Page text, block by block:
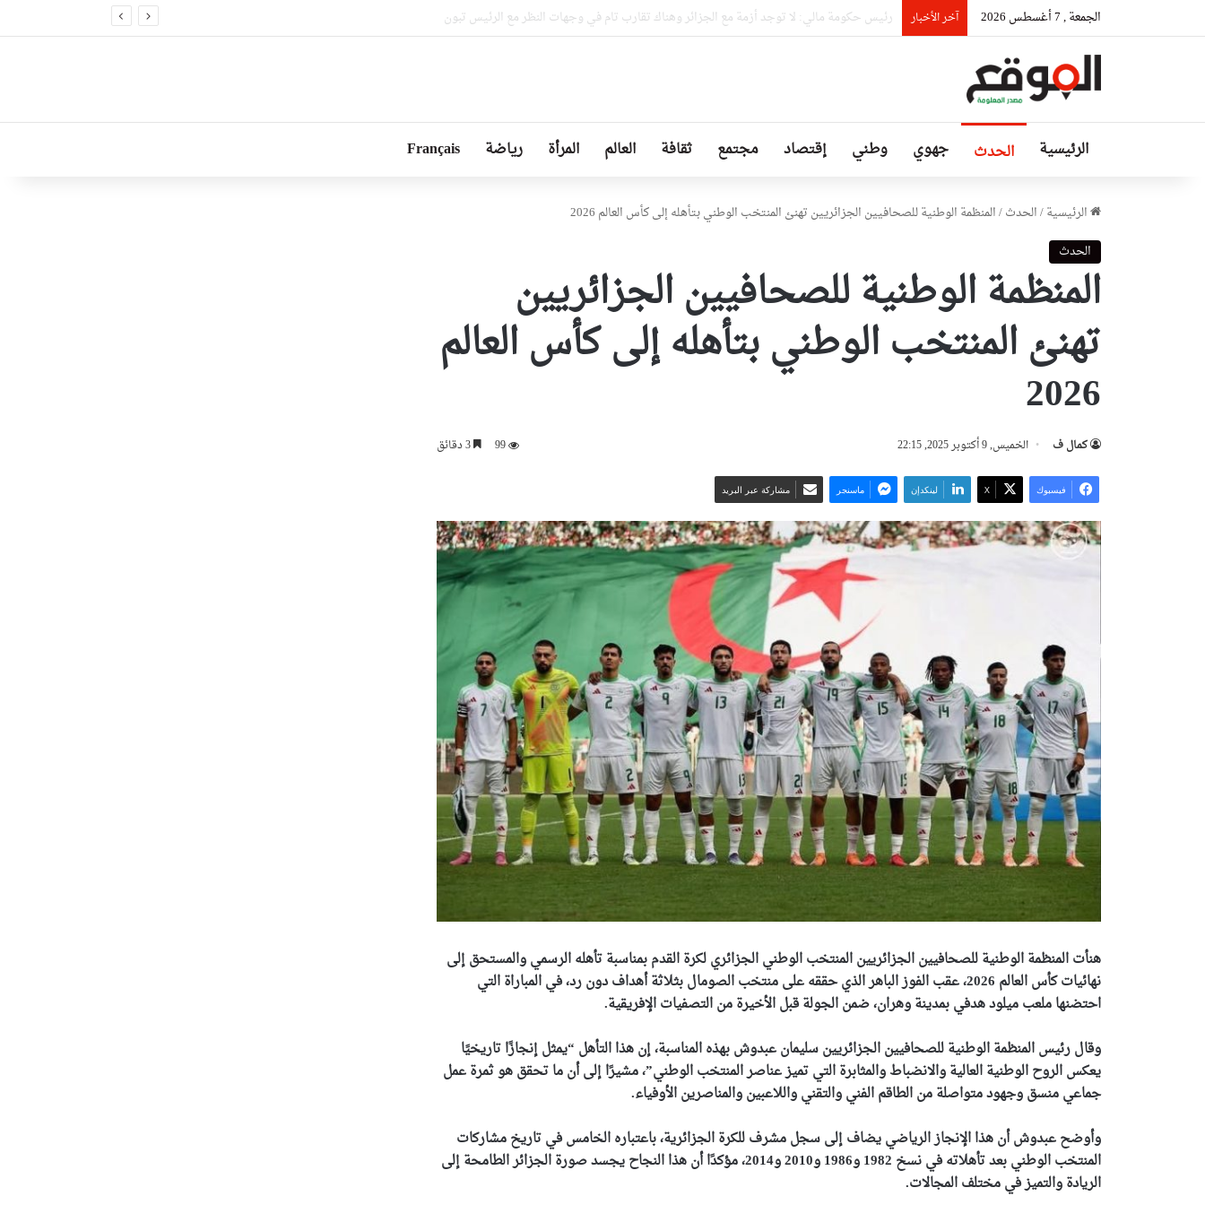
الجمعة , 7 أغسطس 2026 آخر الأخبار المغرب يشعل أزمة دبلوماسية بين إسبانيا وإيطاليا
الرئيسية الحدث جهوي وطني إقتصاد مجتمع ثقافة العالم المرأة رياضة Français
الرئيسية/الحدث/المنظمة الوطنية للصحافيين الجزائريين تهنئ المنتخب الوطني بتأهله إلى كأس العالم 2026
الحدث
المنظمة الوطنية للصحافيين الجزائريين
تهنئ المنتخب الوطني بتأهله إلى كأس العالم
2026
كمال ف الخميس, 9 أكتوبر 2025, 22:15 99 3 دقائق
فيسبوك ‫X لينكدإن ماسنجر مشاركة عبر البريد
هنأت المنظمة الوطنية للصحافيين الجزائريين المنتخب الوطني الجزائري لكرة القدم بمناسبة تأهله الرسمي والمستحق إلى
نهائيات كأس العالم 2026، عقب الفوز الباهر الذي حققه على منتخب الصومال بثلاثة أهداف دون رد، في المباراة التي
احتضنها ملعب ميلود هدفي بمدينة وهران، ضمن الجولة قبل الأخيرة من التصفيات الإفريقية.
وقال رئيس المنظمة الوطنية للصحافيين الجزائريين سليمان عبدوش بهذه المناسبة، إن هذا التأهل “يمثل إنجازًا تاريخيًا
يعكس الروح الوطنية العالية والانضباط والمثابرة التي تميز عناصر المنتخب الوطني”، مشيرًا إلى أن ما تحقق هو ثمرة عمل
جماعي منسق وجهود متواصلة من الطاقم الفني والتقني واللاعبين والمناصرين الأوفياء.
وأوضح عبدوش أن هذا الإنجاز الرياضي يضاف إلى سجل مشرف للكرة الجزائرية، باعتباره الخامس في تاريخ مشاركات
المنتخب الوطني بعد تأهلاته في نسخ 1982 و1986 و2010 و2014، مؤكدًا أن هذا النجاح يجسد صورة الجزائر الطامحة إلى
الريادة والتميز في مختلف المجالات.
..انطلاق حملة وطنية واسعة
للنظافة عبر مختلف ولايات
الوطن